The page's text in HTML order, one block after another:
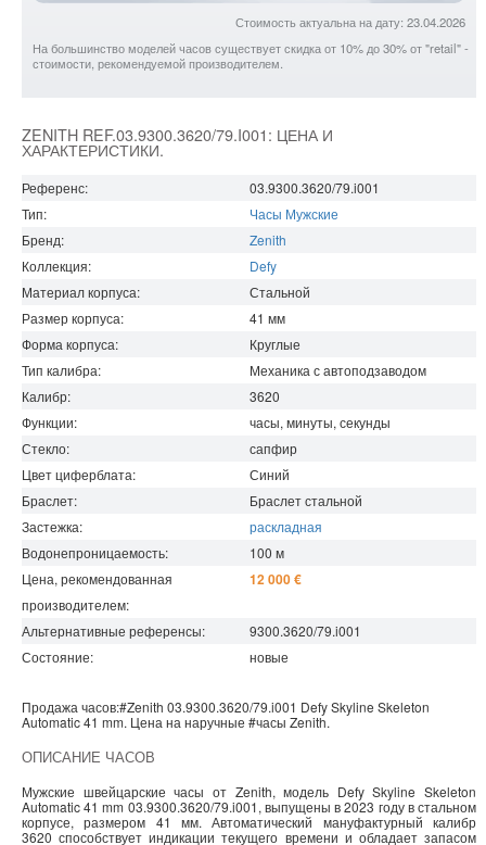
Стоимость актуальна на дату: 23.04.2026
На большинство моделей часов существует скидка от 10% до 30% от "retail" -
стоимости, рекомендуемой производителем.
ZENITH REF.03.9300.3620/79.I001: ЦЕНА И
ХАРАКТЕРИСТИКИ.
Референс:
03.9300.3620/79.i001
Тип:
Часы Мужские
Бренд:
Zenith
Коллекция:
Defy
Материал корпуса:
Стальной
Размер корпуса:
41 мм
Форма корпуса:
Круглые
Тип калибра:
Механика с автоподзаводом
Калибр:
3620
Функции:
часы, минуты, секунды
Стекло:
сапфир
Цвет циферблата:
Синий
Браслет:
Браслет стальной
Застежка:
раскладная
Водонепроницаемость: 100 м
Цена, рекомендованная
производителем:
12 000 €
Альтернативные референсы:
9300.3620/79.i001
Состояние:
новые
Продажа часов:#Zenith 03.9300.3620/79.i001 DefySkyline Skeleton
Automatic 41 mm. Цена на наручные #часы Zenith.
ОПИСАНИЕ ЧАСОВ
Мужские швейцарские часы от Zenith, модель Defy Skyline Skeleton
Automatic 41 mm 03.9300.3620/79.i001, выпущены в 2023 году в стальном
корпусе, размером 41 мм. Автоматический
мануфактурный калибр
3620 способствует индикации текущего времени и обладает запасом